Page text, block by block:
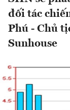
đối tác
Phú - Chủ
Sunhouse